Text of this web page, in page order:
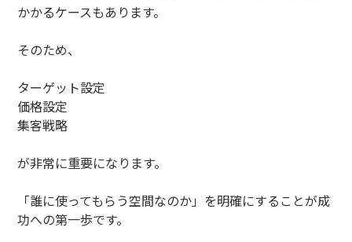
かかるケースもあります。
そのため、
ターゲット設定
価格設定
集客戦略
が非常に重要になります。
「誰に使ってもらう空間なのか」を明確にすることが成
功への第一歩です。